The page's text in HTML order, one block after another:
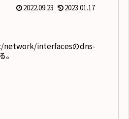
2022.09.23 2023.01.17
network/interfacesのdns-